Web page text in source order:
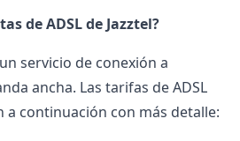
de ADSL de Jazztel?
servicio de conexión a
ancha. Las tarifas de ADSL
a continuación con más detalle: